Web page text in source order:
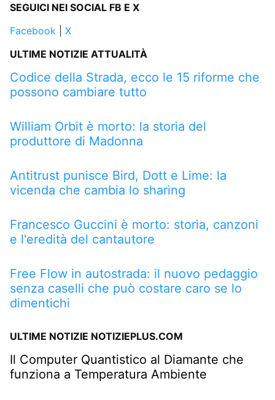
SEGUICI NEI SOCIAL FB E X
Facebook
X
ULTIME NOTIZIE ATTUALITÀ
Codice della Strada, ecco le 15 riforme che
possono cambiare tutto
William Orbit è morto: la storia del
produttore di Madonna
Antitrust punisce Bird, Dott e Lime: la
vicenda che cambia lo sharing
Francesco Guccini è morto: storia, canzoni
e l'eredità del cantautore
Free Flow in autostrada: il nuovo pedaggio
senza caselli che può costare caro se lo
dimentichi
ULTIME NOTIZIE NOTIZIEPLUS.COM
Il Computer Quantistico al Diamante che
funziona a Temperatura Ambiente